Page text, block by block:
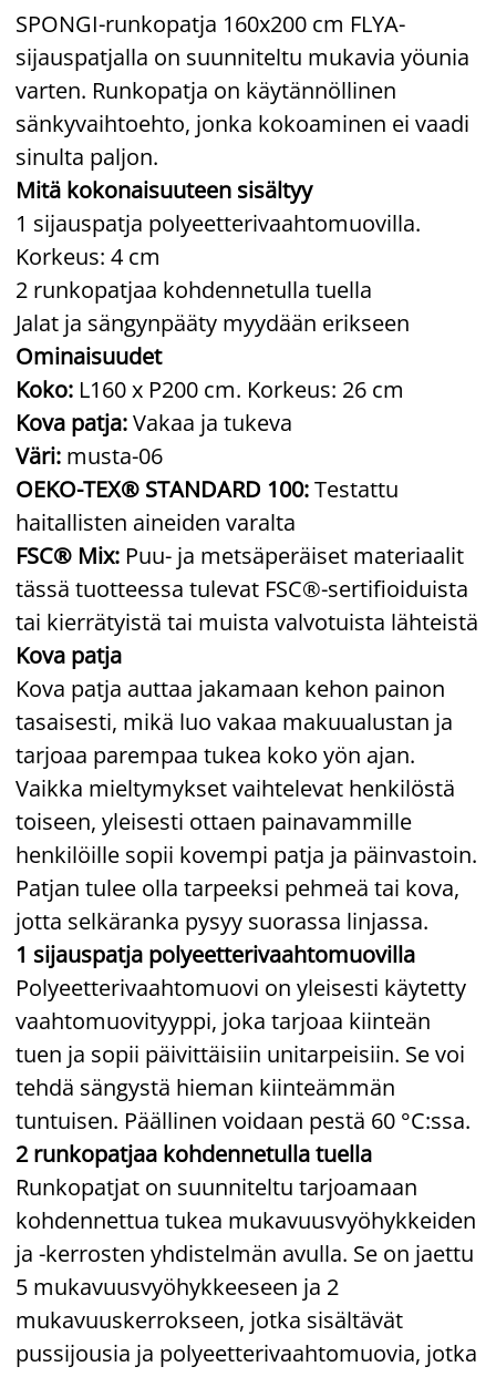
SPONGI-runkopatja 160x200 cm FLYA-
sijauspatjalla on suunniteltu mukavia yöunia
varten. Runkopatja on käytännöllinen
sänkyvaihtoehto, jonka kokoaminen ei vaadi
sinulta paljon.
Mitä kokonaisuuteen sisältyy
1 sijauspatja polyeetterivaahtomuovilla.
Korkeus: 4 cm
2 runkopatjaa kohdennetulla tuella
Jalat ja sängynpääty myydään erikseen
Ominaisuudet
Koko: L160 x P200 cm. Korkeus: 26 cm
Kova patja:Vakaa ja tukeva
Väri: musta-06
OEKO-TEX® STANDARD 100:Testattu
haitallisten aineiden varalta
FSC® Mix: Puu- ja metsäperäiset materiaalit
tässä tuotteessa tulevat FSC®-sertifioiduista
tai kierrätyistä tai muista valvotuista lähteistä
Kova patja
Kova patja auttaa jakamaan kehon painon
tasaisesti, mikä luo vakaa makuualustan ja
tarjoaa parempaa tukea koko yön ajan.
Vaikka mieltymykset vaihtelevat henkilöstä
toiseen, yleisesti ottaen painavammille
henkilöille sopii kovempi patja ja päinvastoin.
Patjan tulee olla tarpeeksi pehmeä tai kova,
jotta selkäranka pysyy suorassa linjassa.
1 sijauspatja polyeetterivaahtomuovilla
Polyeetterivaahtomuovi on yleisesti käytetty
vaahtomuovityyppi, joka tarjoaa kiinteän
tuen ja sopii päivittäisiin unitarpeisiin. Se voi
tehdä sängystä hieman kiinteämmän
tuntuisen. Päällinen voidaan pestä 60 °C:ssa.
2 runkopatjaa kohdennetulla tuella
Runkopatjat on suunniteltu tarjoamaan
kohdennettua tukea mukavuusvyöhykkeiden
ja -kerrosten yhdistelmän avulla. Se on jaettu
5 mukavuusvyöhykkeeseen ja 2
mukavuuskerrokseen, jotka sisältävät
pussijousia ja polyeetterivaahtomuovia, jotka